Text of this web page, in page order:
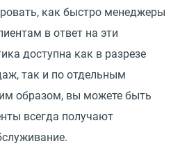
как быстро менеджеры
в ответ на эти
доступна как в разрезе
так и по отдельным
образом, вы можете быть
всегда получают